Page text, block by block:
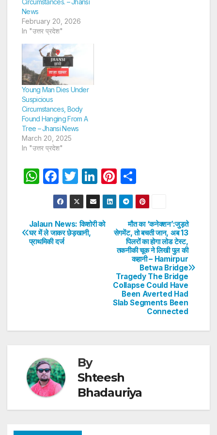
Circumstances. – Jhansi
News
February 20, 2026
In "उत्तर प्रदेश"
Young Man Dies Under
Suspicious
Circumstances, Body
Found Hanging From A
Tree – Jhansi News
March 20, 2025
In "उत्तर प्रदेश"
W
s
A
F
a
c
e
b
T
w
itt
er
Li
n
k
e
Pi
nt
er
st
h
ar
e
Post
navigation
मौत का ‘कनेक्शन’:जुड़ते
सेगमेंट, तो बचती जान, अब 13
पिलरों का होगा लोड टेस्ट,
तकनीकी चूक ने लिखी पुल की
कहानी – Hamirpur
Betwa Bridge
Tragedy The Bridge
Collapse Could Have
Been Averted Had
Slab Segments Been
Connected
Jalaun News: किशोरी को
घर में ले जाकर छेड़खानी,
प्राथमिकी दर्ज
By
Shteesh
Bhadauriya